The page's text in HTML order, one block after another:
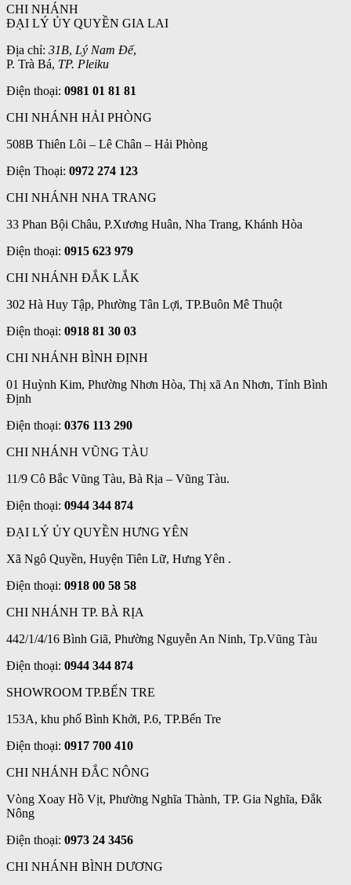
CHI NHÁNH
ĐẠI LÝ ỦY QUYỀN GIA LAI
Địa chỉ: 31B, Lý Nam Đế,
P. Trà Bá, TP. Pleiku
Điện thoại: 0981 01 81 81
CHI NHÁNH HẢI PHÒNG
508B Thiên Lôi – Lê Chân – Hải Phòng
Điện Thoại: 0972 274 123
CHI NHÁNH NHA TRANG
33 Phan Bội Châu, P.Xương Huân, Nha Trang, Khánh Hòa
Điện thoại: 0915 623 979
CHI NHÁNH ĐẮK LẮK
302 Hà Huy Tập, Phường Tân Lợi, TP.Buôn Mê Thuột
Điện thoại: 0918 81 30 03
CHI NHÁNH BÌNH ĐỊNH
01 Huỳnh Kim, Phường Nhơn Hòa, Thị xã An Nhơn, Tỉnh Bình
Định
Điện thoại: 0376 113 290
CHI NHÁNH VŨNG TÀU
11/9 Cô Bắc Vũng Tàu, Bà Rịa – Vũng Tàu.
Điện thoại: 0944 344 874
ĐẠI LÝ ỦY QUYỀN HƯNG YÊN
Xã Ngô Quyền, Huyện Tiên Lữ, Hưng Yên .
Điện thoại: 0918 00 58 58
CHI NHÁNH TP. BÀ RỊA
442/1/4/16 Bình Giã, Phường Nguyễn An Ninh, Tp.Vũng Tàu
Điện thoại: 0944 344 874
SHOWROOM TP.BẾN TRE
153A, khu phố Bình Khởi, P.6, TP.Bến Tre
Điện thoại: 0917 700 410
CHI NHÁNH ĐẮC NÔNG
Vòng Xoay Hồ Vịt, Phường Nghĩa Thành, TP. Gia Nghĩa, Đắk
Nông
Điện thoại: 0973 24 3456
CHI NHÁNH BÌNH DƯƠNG